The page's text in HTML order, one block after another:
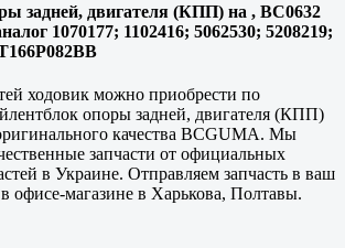
задней, двигателя (КПП) на , BC0632
1070177; 1102416; 5062530; 5208219;
ходовик можно приобрести по
опоры задней, двигателя (КПП)
качества BCGUMA. Мы
запчасти от официальных
в Украине. Отправляем запчасть в ваш
офисе-магазине в Харькова, Полтавы.